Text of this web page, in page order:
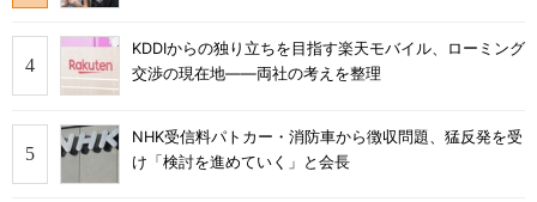
KDDIからの独り立ちを目指す楽天モバイル、ローミング
交渉の現在地――両社の考えを整理
NHK受信料パトカー・消防車から徴収問題、猛反発を受
け「検討を進めていく」と会長